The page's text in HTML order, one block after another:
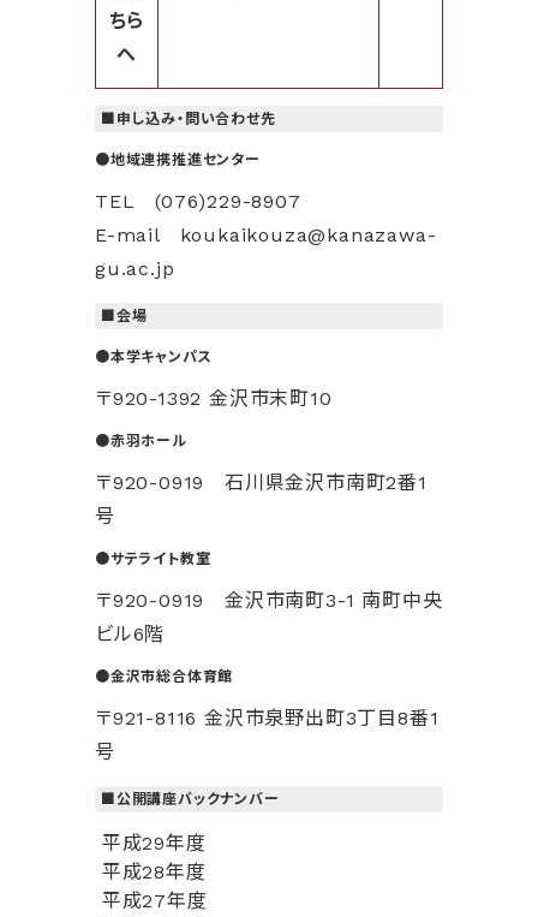
ちら
へ
■申し込み・問い合わせ先
●地域連携推進センター
TEL (076)229-8907
E-mail koukaikouza@kanazawa-
gu.ac.jp
■会場
●本学キャンパス
〒920-1392 金沢市末町10
●赤羽ホール
〒920-0919 石川県金沢市南町2番1
号
●サテライト教室
〒920-0919 金沢市南町3-1 南町中央
ビル6階
●金沢市総合体育館
〒921-8116 金沢市泉野出町3丁目8番1
号
■公開講座バックナンバー
平成29年度
平成28年度
平成27年度